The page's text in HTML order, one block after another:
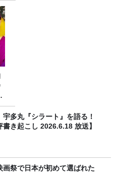
宇多丸『シラート』を語る！
書き起こし 2026.6.18 放送】
画祭で日本が初めて選ばれた